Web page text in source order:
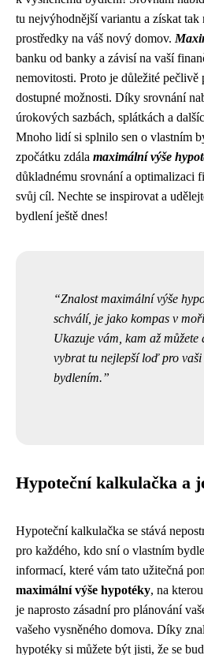
tu nejvýhodnější variantu a získat
prostředky na váš nový domov.
banku od banky a závisí na vaší
nemovitosti. Proto je důležité pečlivě
dostupné možnosti. Díky srovnání
úrokových sazbách, splátkách a
Mnoho lidí si splnilo sen o vlastním
zpočátku zdála maximální výše
důkladnému srovnání a optimalizaci
svůj cíl. Nechte se inspirovat a
bydlení ještě dnes!
Znalost maximální výše
schválí, je jako kompas v
Ukazuje vám, kam až
vybrat tu nejlepší loď pro vaši
bydlením.
Hypoteční kalkulačka a
Hypoteční kalkulačka se stává
pro každého, kdo sní o vlastním
informací, které vám tato užitečná
maximální výše hypotéky, na
je naprosto zásadní pro plánování
vašeho vysněného domova. Díky
hypotéky si můžete být jisti, že se